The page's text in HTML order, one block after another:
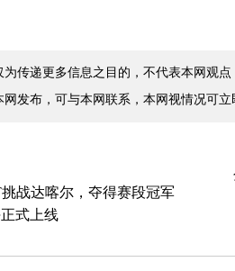
传递更多信息之目的，不代表本网观
发布，可与本网联系，本网视情况可立
战达喀尔，夺得赛段冠军
式上线